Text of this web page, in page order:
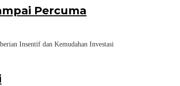
Percuma
Insentif dan Kemudahan Investasi